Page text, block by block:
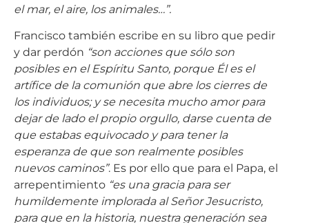
Francisco también escribe en su libro que pedir
y dar perdón“son acciones que sólo son
posibles en el Espíritu Santo, porque Él es el
artífice de la comunión que abre los cierres de
los individuos; y se necesita mucho amor para
dejar de lado el propio orgullo, darse cuenta de
que estabas equivocado y para tener la
esperanza de que son realmente posibles
nuevos caminos”. Es por ello que para el Papa, el
arrepentimiento“es una gracia para ser
humildemente implorada al Señor Jesucristo,
para que en la historia, nuestra generación sea
recordada, no por sus errores, sino por la